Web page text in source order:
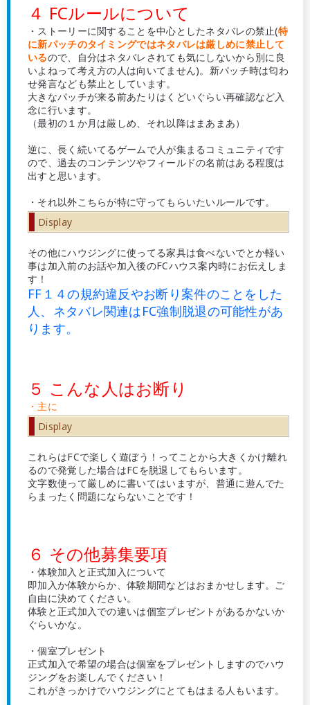
４ FCルールについて
・ストーリーに関することを中心としたネタバレの禁止(特
に新パッチのタイミングではネタバレは厳しめに禁止して
いるので、自分はネタバレされても気にしないから別に良
いよねって考え方の人は向いてません)。新パッチ時は匂わ
せ発言なども禁止としています。
大きなパッチが来る前あたりはくどいぐらい再確認など入
念に行います。
（最初の１か月は厳しめ、それ以降はまあまあ）
逆に、長く続いてるゲームで人が集まるコミュニティです
ので、過去のコンテンツやフィールドの名前はある程度は
出すと思います。
・それ以外こちらが特に守ってもらいたいルールです。
Display
その他にハウジングに使ってる家具は食べないでとか軽い
事は加入前のお話や加入後のFCハウス案内時にお伝えしま
す！
FF１４の規約違反やお断り案件のことをした
人、ネタバレ関連はFC強制脱退の可能性があ
ります。
５ こんな人はお断り
・主に
Display
これらはFCで楽しく遊ぼう！ってことから大きくかけ離れ
るので発覚した場合はFCを脱退してもらいます。
文字数使って厳しめに書いてはいますが、普通に遊んでた
らまったく問題にならないことです！
６ その他募集要項
・体験加入と正式加入について
即加入か体験からか、体験期間などはおまかせします。ご
自由に決めてください。
体験と正式加入での違いは個室プレゼントがあるかないか
ぐらいかな。
・個室プレゼント
正式加入で希望の場合は個室をプレゼントしますのでハウ
ジングをお楽しんでください！
これがきっかけでハウジングにとてもはまる人もいます。